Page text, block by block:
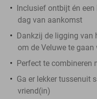
Inclusief ontbijt én
dag van aankomst
Dankzij de ligging van
om de Veluwe te gaan
Perfect te combineren
Ga er lekker tussenuit
vriend(in)